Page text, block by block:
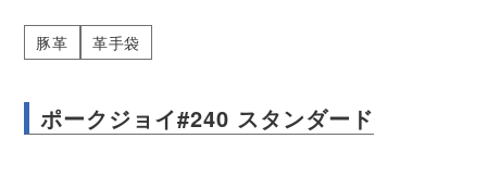
豚革 革手袋
ポークジョイ#240 スタンダード